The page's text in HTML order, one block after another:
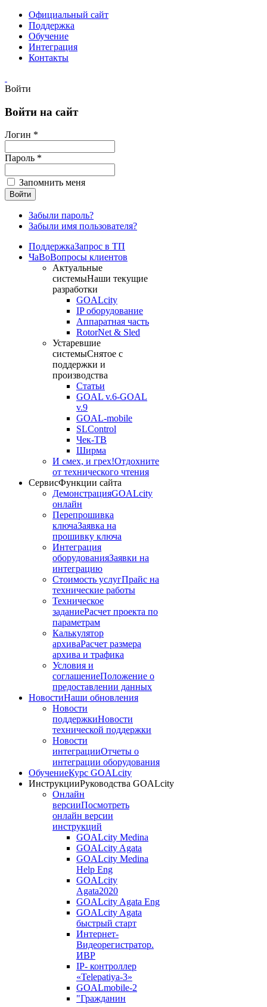
Официальный сайт
Поддержка
Обучение
Интеграция
Контакты
Войти
Войти на сайт
Логин *
Пароль *
Запомнить меня
Забыли пароль?
Забыли имя пользователя?
ПоддержкаЗапрос в ТП
ЧаВоВопросы клиентов
Актуальные
системыНаши текущие
разработки
GOALcity
IP оборудование
Аппаратная часть
RotorNet & Sled
Устаревшие
системыСнятое с
поддержки и
производства
Статьи
GOAL v.6-GOAL
v.9
GOAL-mobile
SLControl
Чек-ТВ
Ширма
И смех, и грех!Отдохните
от технического чтения
СервисФункции сайта
ДемонстрацияGOALcity
онлайн
Перепрошивка
ключаЗаявка на
прошивку ключа
Интеграция
оборудованияЗаявки на
интеграцию
Стоимость услугПрайс на
технические работы
Техническое
заданиеРасчет проекта по
параметрам
Калькулятор
архиваРасчет размера
архива и трафика
Условия и
соглашениеПоложение о
предоставлении данных
НовостиНаши обновления
Новости
поддержкиНовости
технической поддержки
Новости
интеграцииОтчеты о
интеграции оборудования
ОбучениеКурс GOALcity
ИнструкцииРуководства GOALcity
Онлайн
версииПосмотреть
онлайн версии
инструкций
GOALcity Medina
GOALcity Agata
GOALcity Medina
Help Eng
GOALcity
Agata2020
GOALcity Agata Eng
GOALcity Agata
быстрый старт
Интернет-
Видеорегистратор.
ИВР
IP- контроллер
«Telepatiya-3»
GOALmobile-2
"Гражданин